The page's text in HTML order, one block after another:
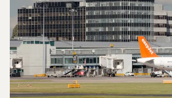
¿Qué Jets
Alquilan Con Más
Entre Palma De
En 2025, el Phenom 300, el